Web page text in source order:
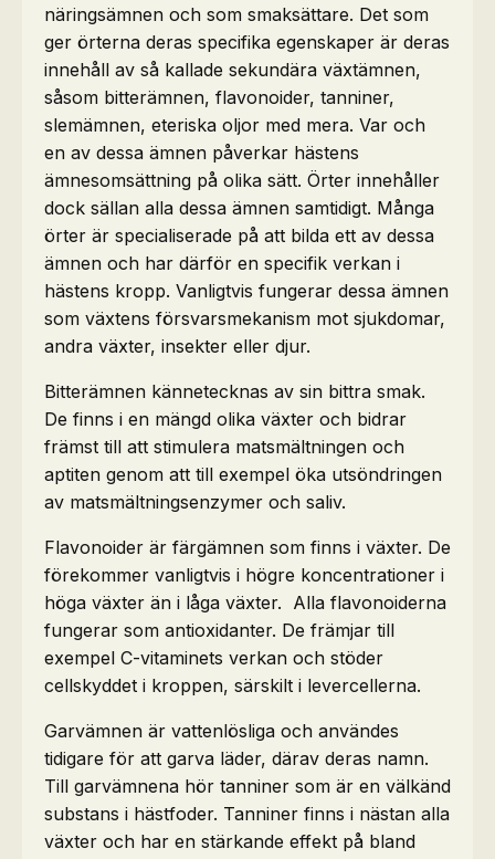
näringsämnen och som smaksättare. Det som
ger örterna deras specifika egenskaper är deras
innehåll av så kallade sekundära växtämnen,
såsom bitterämnen, flavonoider, tanniner,
slemämnen, eteriska oljor med mera. Var och
en av dessa ämnen påverkar hästens
ämnesomsättning på olika sätt. Örter innehåller
dock sällan alla dessa ämnen samtidigt. Många
örter är specialiserade på att bilda ett av dessa
ämnen och har därför en specifik verkan i
hästens kropp. Vanligtvis fungerar dessa ämnen
som växtens försvarsmekanism mot sjukdomar,
andra växter, insekter eller djur.
Bitterämnen kännetecknas av sin bittra smak.
De finns i en mängd olika växter och bidrar
främst till att stimulera matsmältningen och
aptiten genom att till exempel öka utsöndringen
av matsmältningsenzymer och saliv.
Flavonoider är färgämnen som finns i växter. De
förekommer vanligtvis i högre koncentrationer i
höga växter än i låga växter. Alla flavonoiderna
fungerar som antioxidanter. De främjar till
exempel C-vitaminets verkan och stöder
cellskyddet i kroppen, särskilt i levercellerna.
Garvämnen är vattenlösliga och användes
tidigare för att garva läder, därav deras namn.
Till garvämnena hör tanniner som är en välkänd
substans i hästfoder. Tanniner finns i nästan alla
växter och har en stärkande effekt på bland